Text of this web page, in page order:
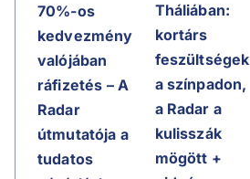
70%-os
kedvezmény
valójában
ráfizetés – A
Radar
útmutatója a
tudatos
Tháliában:
kortárs
feszültségek
a színpadon,
a Radar a
kulisszák
mögött +